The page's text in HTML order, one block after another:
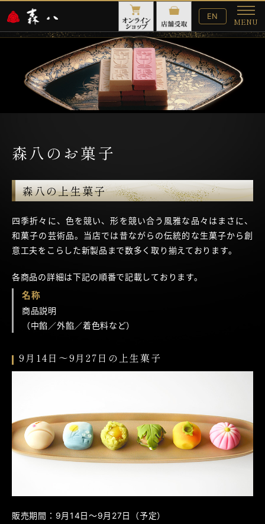
English
Website
EN
MENU
メ
ニ
森八のお菓子
森八の上生菓子
四季折々に、色を競い、形を競い合う風雅な品々はまさに、
和菓子の芸術品。当店では昔ながらの伝統的な生菓子から創
意工夫をこらした新製品まで数多く取り揃えております。
各商品の詳細は下記の順番で記載しております。
名称
商品説明
（中餡／外餡／着色料など）
9月14日～9月27日の上生菓子
販売期間：9月14日～9月27日（予定）